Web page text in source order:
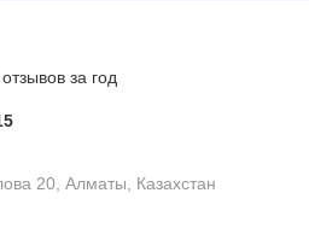
за год
20, Алматы, Казахстан